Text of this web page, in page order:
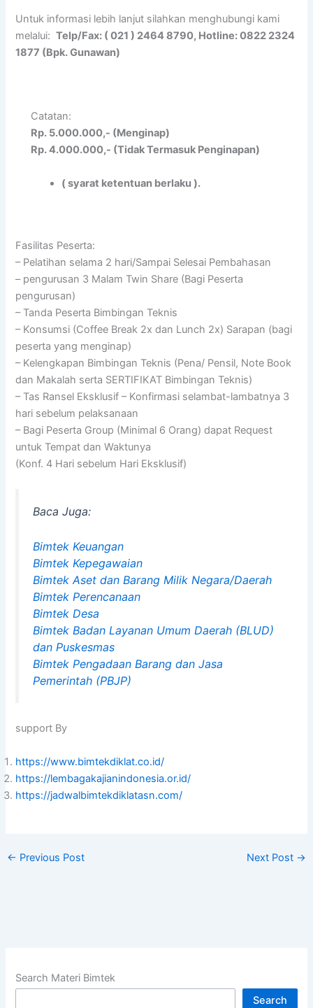
Untuk informasi lebih lanjut silahkan menghubungi kami
melalui:Telp/Fax: ( 021 ) 2464 8790, Hotline: 0822 2324
1877 (Bpk. Gunawan)
Catatan:
Rp. 5.000.000,- (Menginap)
Rp. 4.000.000,- (Tidak Termasuk Penginapan)
( syarat ketentuan berlaku ).
Fasilitas Peserta:
– Pelatihan selama 2 hari/Sampai Selesai Pembahasan
– pengurusan 3 Malam Twin Share (Bagi Peserta
pengurusan)
– Tanda Peserta Bimbingan Teknis
– Konsumsi (Coffee Break 2x dan Lunch 2x) Sarapan (bagi
peserta yang menginap)
– Kelengkapan Bimbingan Teknis (Pena/ Pensil, Note Book
dan Makalah serta SERTIFIKAT Bimbingan Teknis)
– Tas Ransel Eksklusif – Konfirmasi selambat-lambatnya 3
hari sebelum pelaksanaan
– Bagi Peserta Group (Minimal 6 Orang) dapat Request
untuk Tempat dan Waktunya
(Konf. 4 Hari sebelum Hari Eksklusif)
Baca Juga:
Bimtek Keuangan
Bimtek Kepegawaian
Bimtek Aset dan Barang Milik Negara/Daerah
Bimtek Perencanaan
Bimtek Desa
Bimtek Badan Layanan Umum Daerah (BLUD)
dan Puskesmas
Bimtek Pengadaan Barang dan Jasa
Pemerintah (PBJP)
support By
https://www.bimtekdiklat.co.id/
https://lembagakajianindonesia.or.id/
https://jadwalbimtekdiklatasn.com/
← Previous Post Next Post →
Search Materi Bimtek
Search